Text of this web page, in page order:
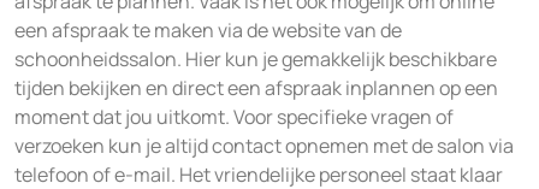
een afspraak te maken via de website van de
schoonheidssalon. Hier kun je gemakkelijk beschikbare
tijden bekijken en direct een afspraak inplannen op een
moment dat jou uitkomt. Voor specifieke vragen of
verzoeken kun je altijd contact opnemen met de salon via
telefoon of e-mail. Het vriendelijke personeel staat klaar